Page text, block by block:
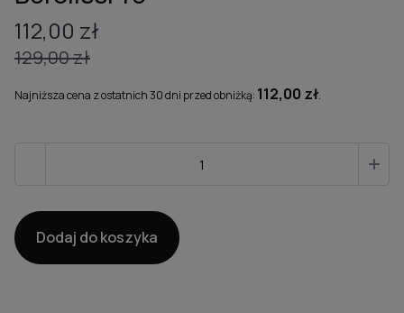
129,00zł
cena
112,00 zł
cena
Najniższa cena z ostatnich 30 dni przed obniżką: 112,00 zł.
+
Dodaj do koszyka